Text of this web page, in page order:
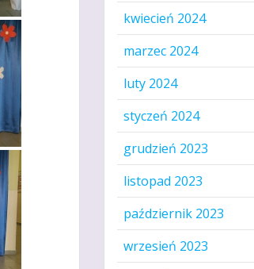
kwiecień 2024
marzec 2024
luty 2024
styczeń 2024
grudzień 2023
listopad 2023
październik 2023
wrzesień 2023